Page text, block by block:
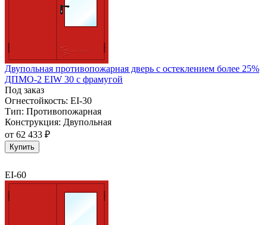
Двупольная противопожарная дверь с остеклением более 25%
ДПМО-2 EIW 30 с фрамугой
Под заказ
Огнестойкость: EI-30
Тип: Противопожарная
Конструкция: Двупольная
от 62 433 ₽
Купить
EI-60